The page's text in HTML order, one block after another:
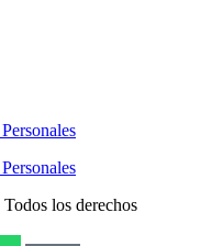
los derechos